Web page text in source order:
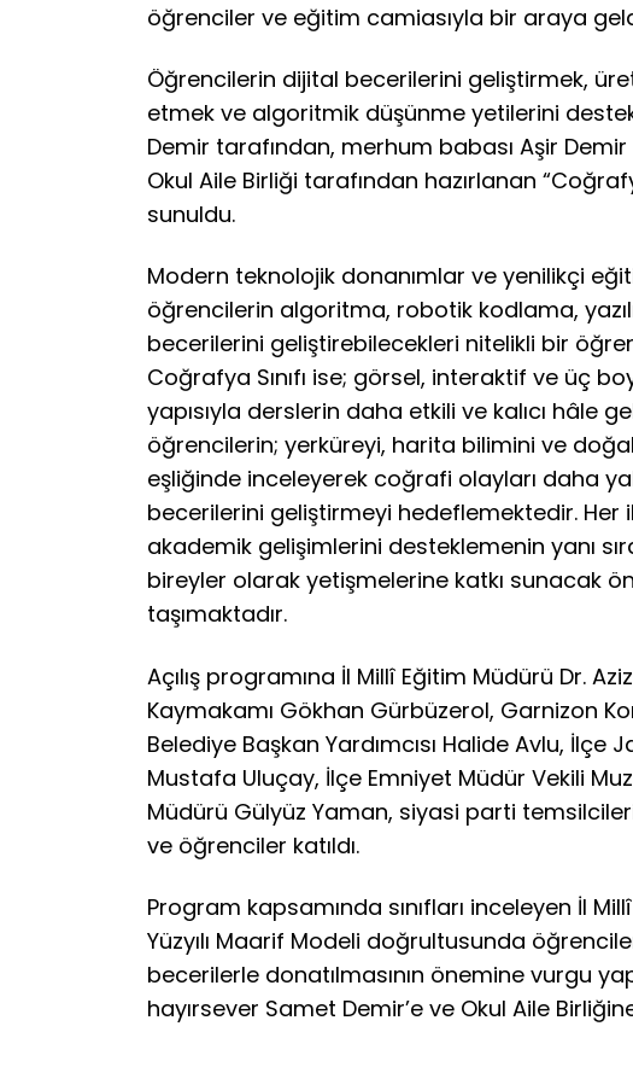
öğrenciler ve eğitim camiasıyla bir araya
Öğrencilerin dijital becerilerini geliştirmek,
etmek ve algoritmik düşünme yetilerini
Demir tarafından, merhum babası Aşir Demir
Okul Aile Birliği tarafından hazırlanan
sunuldu.
Modern teknolojik donanımlar ve yenilikçi
öğrencilerin algoritma, robotik kodlama,
becerilerini geliştirebilecekleri nitelikli bir
Coğrafya Sınıfı ise; görsel, interaktif ve üç
yapısıyla derslerin daha etkili ve kalıcı hâle
öğrencilerin; yerküreyi, harita bilimini ve
eşliğinde inceleyerek coğrafi olayları daha
becerilerini geliştirmeyi hedeflemektedir.
akademik gelişimlerini desteklemenin yanı
bireyler olarak yetişmelerine katkı sunacak
taşımaktadır.
Açılış programına İl Millî Eğitim Müdürü Dr.
Kaymakamı Gökhan Gürbüzerol, Garnizon
Belediye Başkan Yardımcısı Halide Avlu,
Mustafa Uluçay, İlçe Emniyet Müdür Vekili
Müdürü Gülyüz Yaman, siyasi parti
ve öğrenciler katıldı.
Program kapsamında sınıfları inceleyen İl
Yüzyılı Maarif Modeli doğrultusunda
becerilerle donatılmasının önemine vurgu
hayırsever Samet Demir’e ve Okul Aile